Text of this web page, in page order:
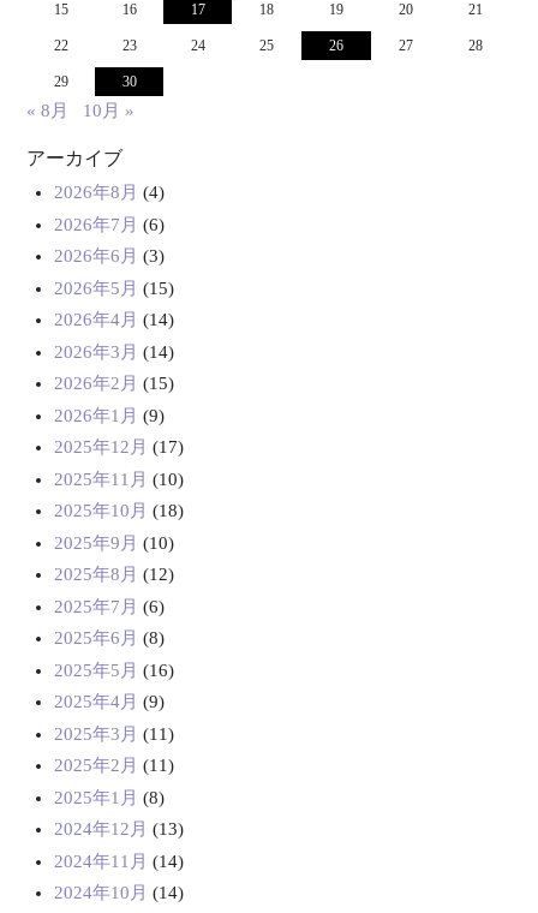
15 16 17 18 19 20 21
22 23 24 25 26 27 28
29 30
« 8月 10月 »
アーカイブ
2026年8月 (4)
2026年7月 (6)
2026年6月 (3)
2026年5月 (15)
2026年4月 (14)
2026年3月 (14)
2026年2月 (15)
2026年1月 (9)
2025年12月 (17)
2025年11月 (10)
2025年10月 (18)
2025年9月 (10)
2025年8月 (12)
2025年7月 (6)
2025年6月 (8)
2025年5月 (16)
2025年4月 (9)
2025年3月 (11)
2025年2月 (11)
2025年1月 (8)
2024年12月 (13)
2024年11月 (14)
2024年10月 (14)